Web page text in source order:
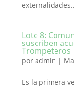
Lote 8:
suscriben
Trompeteros
por admin |
Es la primera